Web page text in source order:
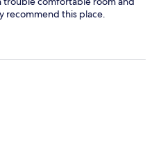
recommend this place.